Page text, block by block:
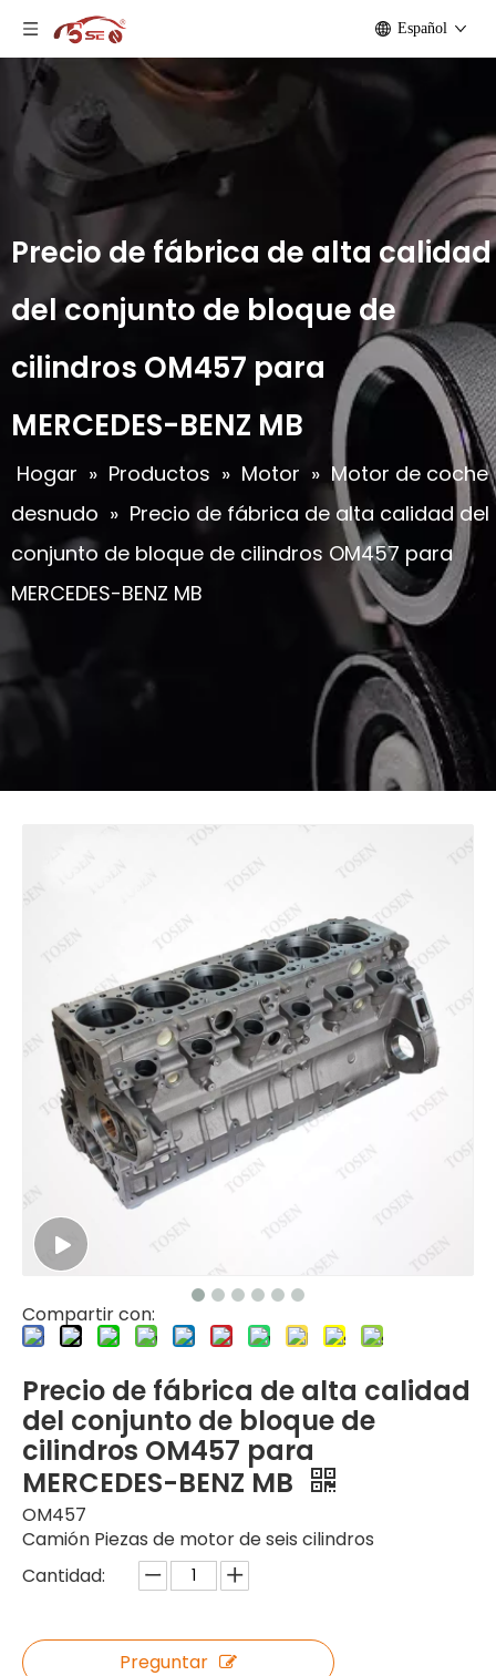
Español
Precio de fábrica de alta calidad
del conjunto de bloque de
cilindros OM457 para
MERCEDES-BENZ MB
Hogar » Productos » Motor » Motor de coche
desnudo » Precio de fábrica de alta calidad del
conjunto de bloque de cilindros OM457 para
MERCEDES-BENZ MB
Compartir con:
Precio de fábrica de alta calidad
del conjunto de bloque de
cilindros OM457 para
MERCEDES-BENZ MB
OM457
Camión Piezas de motor de seis cilindros
Cantidad:
Preguntar